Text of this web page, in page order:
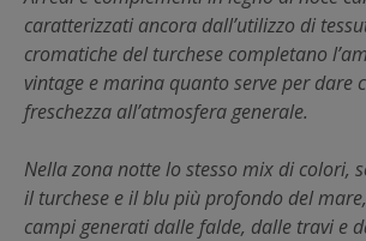
caratterizzati ancora dall’utilizzo di
cromatiche del turchese completano
vintage e marina quanto serve per dare
freschezza all’atmosfera generale.
Nella zona notte lo stesso mix di colori,
il turchese e il blu più profondo del
campi generati dalle falde, dalle travi e